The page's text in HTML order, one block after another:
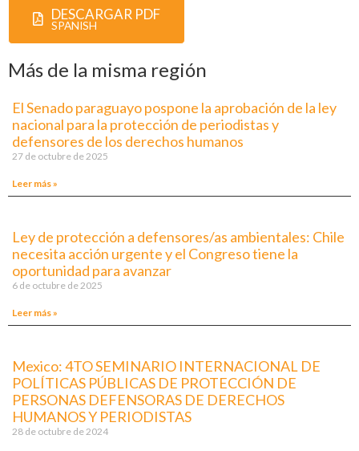
DESCARGAR PDF
SPANISH
Más de la misma región
El Senado paraguayo pospone la aprobación de la ley
nacional para la protección de periodistas y
defensores de los derechos humanos
27 de octubre de 2025
Leer más »
Ley de protección a defensores/as ambientales: Chile
necesita acción urgente y el Congreso tiene la
oportunidad para avanzar
6 de octubre de 2025
Leer más »
Mexico: 4TO SEMINARIO INTERNACIONAL DE
POLÍTICAS PÚBLICAS DE PROTECCIÓN DE
PERSONAS DEFENSORAS DE DERECHOS
HUMANOS Y PERIODISTAS
28 de octubre de 2024